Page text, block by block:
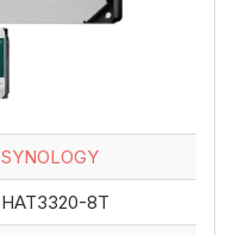
SYNOLOGY
HAT3320-8T